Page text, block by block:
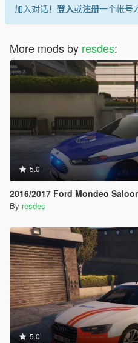
加入对话！ 登入或注册一个帐号
More mods by resdes:
5.0
2016/2017 Ford Mondeo Saloon Ertzaintza (Basque
By resdes
5.0